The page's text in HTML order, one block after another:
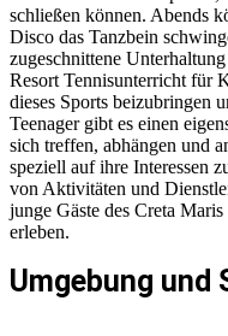
schließen können. Abends
Disco das Tanzbein
zugeschnittene
Resort Tennisunterricht für
dieses Sports beizubringen
Teenager gibt es einen
sich treffen, abhängen und
speziell auf ihre Interessen
von Aktivitäten und
junge Gäste des Creta
erleben.
Umgebung und